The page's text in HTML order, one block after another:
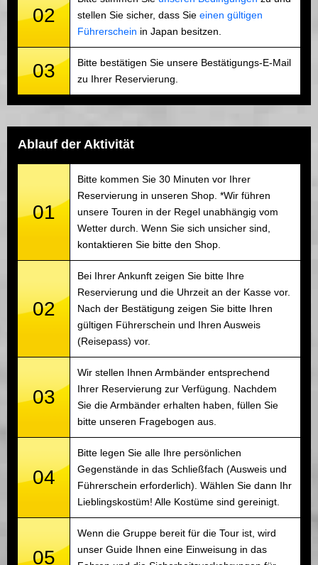
02
stellen Sie sicher, dass Sie einen gültigen
Führerschein in Japan besitzen.
03
Bitte bestätigen Sie unsere Bestätigungs-E-Mail
zu Ihrer Reservierung.
Ablauf der Aktivität
01
Bitte kommen Sie 30 Minuten vor Ihrer
Reservierung in unseren Shop. *Wir führen
unsere Touren in der Regel unabhängig vom
Wetter durch. Wenn Sie sich unsicher sind,
kontaktieren Sie bitte den Shop.
02
Bei Ihrer Ankunft zeigen Sie bitte Ihre
Reservierung und die Uhrzeit an der Kasse vor.
Nach der Bestätigung zeigen Sie bitte Ihren
gültigen Führerschein und Ihren Ausweis
(Reisepass) vor.
03
Wir stellen Ihnen Armbänder entsprechend
Ihrer Reservierung zur Verfügung. Nachdem
Sie die Armbänder erhalten haben, füllen Sie
bitte unseren Fragebogen aus.
04
Bitte legen Sie alle Ihre persönlichen
Gegenstände in das Schließfach (Ausweis und
Führerschein erforderlich). Wählen Sie dann Ihr
Lieblingskostüm! Alle Kostüme sind gereinigt.
05
Wenn die Gruppe bereit für die Tour ist, wird
unser Guide Ihnen eine Einweisung in das